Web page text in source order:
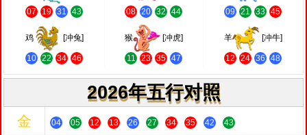
07 19 31 43 08 20 32 44 09 21 33 45
鸡 [冲兔]
10 22 34 46
猴 [冲虎]
11 23 35 47
羊 [冲牛]
12 24 36 48
2026年五行对照
金 04 05 12 13 26 27 34 35 42 43